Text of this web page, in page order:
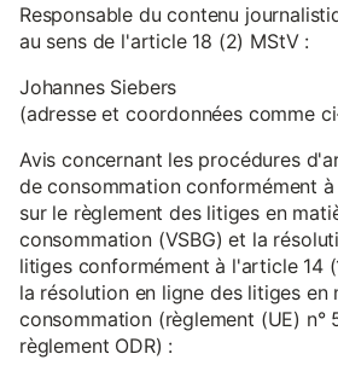
Responsable du contenu
au sens de l'article 18 (2) MStV :
Johannes Siebers
(adresse et coordonnées comme
Avis concernant les procédures
de consommation conformément
sur le règlement des litiges en
consommation (VSBG) et la
litiges conformément à l'article 14
la résolution en ligne des litiges en
consommation (règlement (UE) n°
règlement ODR) :